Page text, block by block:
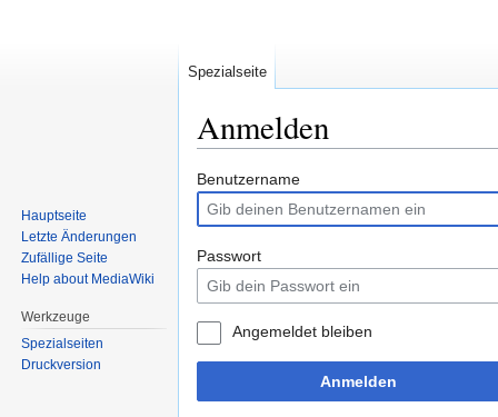
Anmelden
Zur
Navigation
springen
Zur
Suche
springen
Benutzername
Passwort
Angemeldet bleiben
Anmelden
Spezialseite
Hauptseite
Letzte Änderungen
Zufällige Seite
Help about MediaWiki
Werkzeuge
Spezialseiten
Druckversion